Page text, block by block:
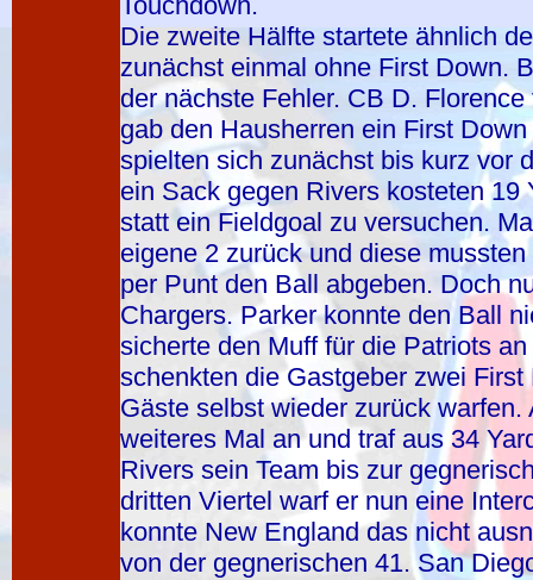
Die zweite Hälfte startete ähnlich
zunächst einmal ohne First Down.
der nächste Fehler. CB D.
gab den Hausherren ein First
spielten sich zunächst bis kurz vor
ein Sack gegen Rivers kosteten
statt ein Fieldgoal zu versuchen.
eigene 2 zurück und diese
per Punt den Ball abgeben. Doch
Chargers. Parker konnte den Ball
sicherte den Muff für die Patriots
schenkten die Gastgeber zwei
Gäste selbst wieder zurück
weiteres Mal an und traf aus 34
Rivers sein Team bis zur
dritten Viertel warf er nun eine
konnte New England das nicht
von der gegnerischen 41. San